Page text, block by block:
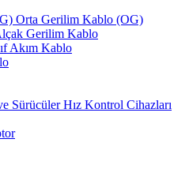
Orta Gerilim Kablo (OG)
Gerilim Kablo
Akım Kablo
Hız Kontrol Cihazları